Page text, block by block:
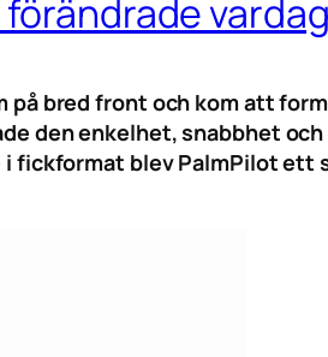
bred front och kom att
den enkelhet, snabbhet
fickformat blev PalmPilot